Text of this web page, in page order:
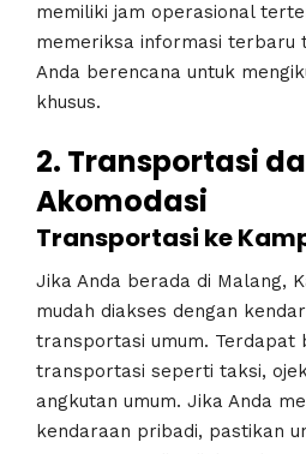
memiliki jam operasional
memeriksa informasi terbaru
Anda berencana untuk
khusus.
2. Transportasi
Akomodasi
Transportasi ke
Jika Anda berada di Malang,
mudah diakses dengan
transportasi umum. Terdapat
transportasi seperti taksi,
angkutan umum. Jika Anda
kendaraan pribadi, pastikan